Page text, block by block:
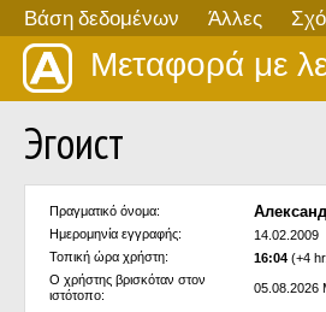
Βάση δεδομένων Άλλες
Μεταφορά με
Эгоист
Πραγματικό όνομα:
Ημερομηνία εγγραφής:
14.02.2009
Τοπική ώρα χρήστη:
16:04 (+4
Ο χρήστης βρισκόταν στον
ιστότοπο:
05.08.2026